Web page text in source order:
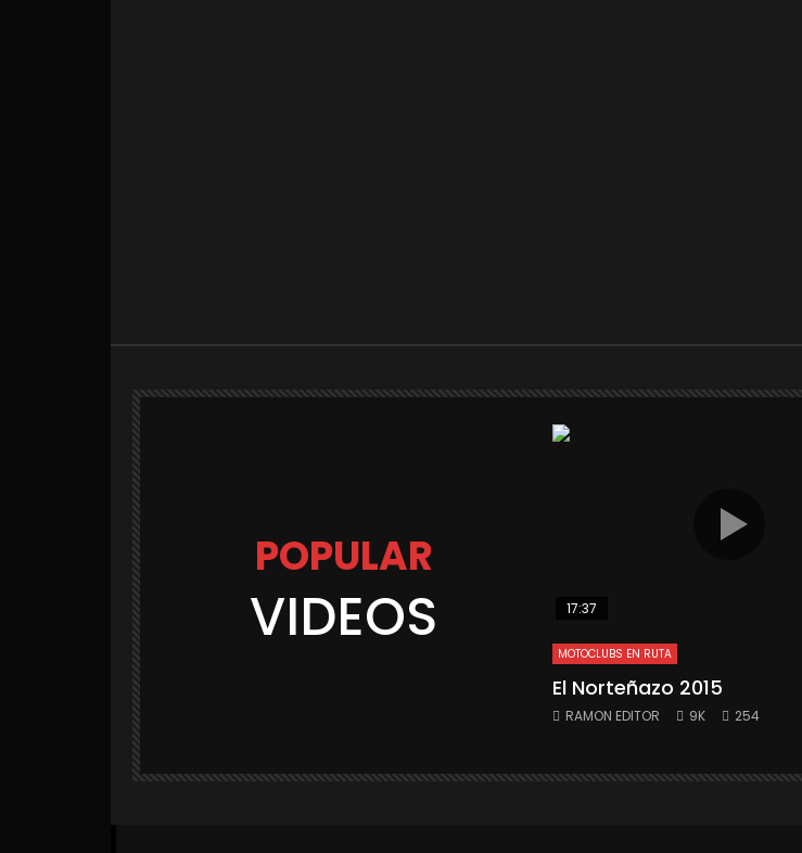
POPULAR
VIDEOS 17:37
MOTOCLUBS EN RUTA
El Norteñazo 2015
RAMON EDITOR 9K 254